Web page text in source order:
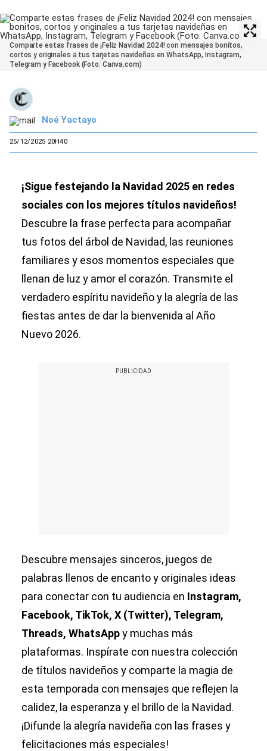
Comparte estas frases de ¡Feliz Navidad 2024! con mensajes bonitos,
cortos y originales a tus tarjetas navideñas en WhatsApp, Instagram,
Telegram y Facebook (Foto: Canva.com)
Noé Yactayo
25/12/2025 20H40
¡Sigue festejando la Navidad 2025 en redes
sociales con los mejores títulos navideños!
Descubre la frase perfecta para acompañar
tus fotos del árbol de Navidad, las reuniones
familiares y esos momentos especiales que
llenan de luz y amor el corazón. Transmite el
verdadero espíritu navideño y la alegría de las
fiestas antes de dar la bienvenida al Año
Nuevo 2026.
Descubre mensajes sinceros, juegos de
palabras llenos de encanto y originales ideas
para conectar con tu audiencia en Instagram,
Facebook, TikTok, X (Twitter), Telegram,
Threads, WhatsAppy muchas más
plataformas. Inspírate con nuestra colección
de títulos navideños y comparte la magia de
esta temporada con mensajes que reflejen la
calidez, la esperanza y el brillo de la Navidad.
¡Difunde la alegría navideña con las frases y
felicitaciones más especiales!